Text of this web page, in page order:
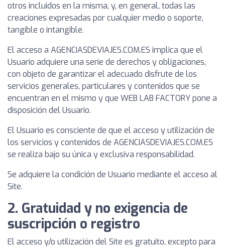
otros incluidos en la misma, y, en general, todas las
creaciones expresadas por cualquier medio o soporte,
tangible o intangible.
El acceso a AGENCIASDEVIAJES.COM.ES implica que el
Usuario adquiere una serie de derechos y obligaciones,
con objeto de garantizar el adecuado disfrute de los
servicios generales, particulares y contenidos que se
encuentran en el mismo y que WEB LAB FACTORY pone a
disposición del Usuario.
El Usuario es consciente de que el acceso y utilización de
los servicios y contenidos de AGENCIASDEVIAJES.COM.ES
se realiza bajo su única y exclusiva responsabilidad.
Se adquiere la condición de Usuario mediante el acceso al
Site.
2. Gratuidad y no exigencia de
suscripción o registro
El acceso y/o utilización del Site es gratuito, excepto para